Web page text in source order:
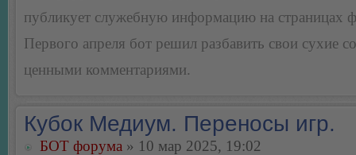
публикует служебную информацию на страницах
Первого апреля бот решил разбавить свои сухие
ценными комментариями.
Кубок Медиум. Переносы игр.
БОТ форума » 10 мар 2025, 19:02